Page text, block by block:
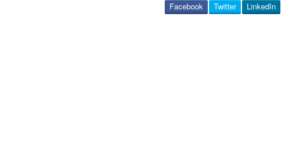
LinkedIn
Twitter
Facebook